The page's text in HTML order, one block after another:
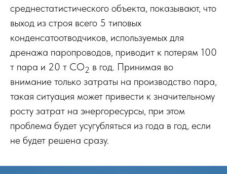
среднестатистического объекта, показывают, что
выход из строя всего 5 типовых
конденсатоотводчиков, используемых для
дренажа паропроводов, приводит к потерям 100
т пара и 20 т CO2 в год. Принимая во
внимание только затраты на производство пара,
такая ситуация может привести к значительному
росту затрат на энергоресурсы, при этом
проблема будет усугубляться из года в год, если
не будет решена сразу.